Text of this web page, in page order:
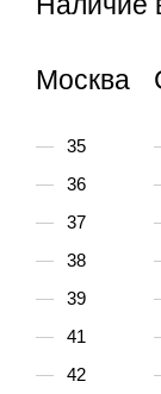
Москва
35
36
37
38
39
41
42